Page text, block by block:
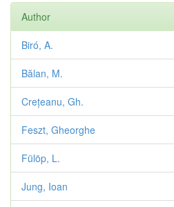
Author
Biró, A.
Bălan, M.
Crețeanu, Gh.
Feszt, Gheorghe
Fülöp, L.
Jung, Ioan